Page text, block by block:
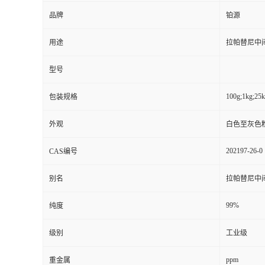
品牌 铂源
用途 拉帕替尼中
型号
包装规格
外观 白色至灰色
CAS编号 202197-26-0
别名 拉帕替尼中
纯度 99%
级别 工业级
重金属 ppm